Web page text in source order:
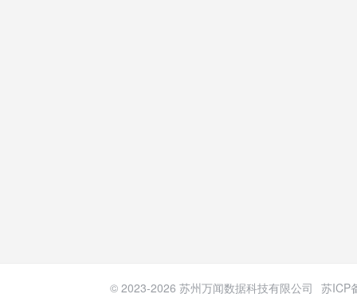
© 2023-2026 苏州万闻数据科技有限公司 苏ICP